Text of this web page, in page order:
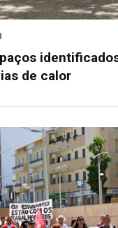
de calor